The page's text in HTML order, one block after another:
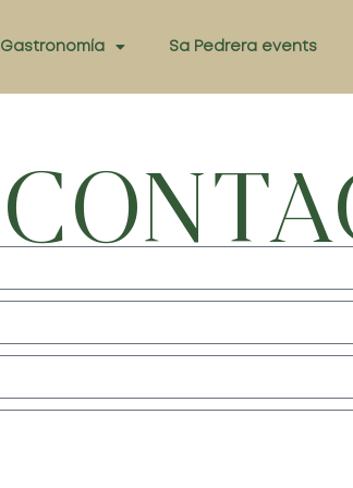
Gastronomía Sa Pedrera events